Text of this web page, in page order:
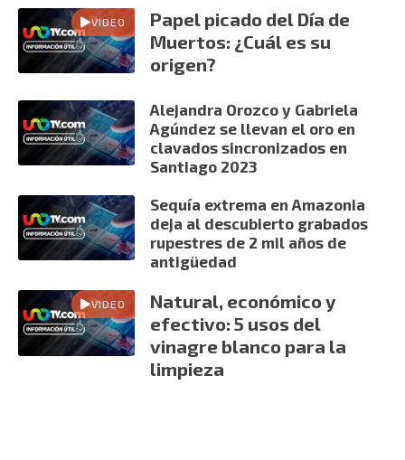
VIDEO
Papel picado del Día de
Muertos: ¿Cuál es su
origen?
Alejandra Orozco y Gabriela
Agúndez se llevan el oro en
clavados sincronizados en
Santiago 2023
Sequía extrema en Amazonia
deja al descubierto grabados
rupestres de 2 mil años de
antigüedad
VIDEO
Natural, económico y
efectivo: 5 usos del
vinagre blanco para la
limpieza